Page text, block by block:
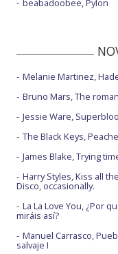
beabadoobee, Pylon
Melanie Martinez,
Bruno Mars, The
Jessie Ware,
The Black Keys,
James Blake, Trying
Harry Styles, Kiss all
Disco, occasionally.
La La Love You, ¿Por
miráis así?
Manuel Carrasco,
salvaje I